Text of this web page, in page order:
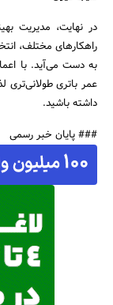
راهکارهای مختلف،
به دست می‌آید. با
عمر باتری
داشته باشید.
### پایان خبر رسمی